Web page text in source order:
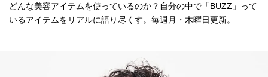
どんな美容アイテムを使っているのか？自分の中で「BUZZ」って
いるアイテムをリアルに語り尽くす。毎週月・木曜日更新。